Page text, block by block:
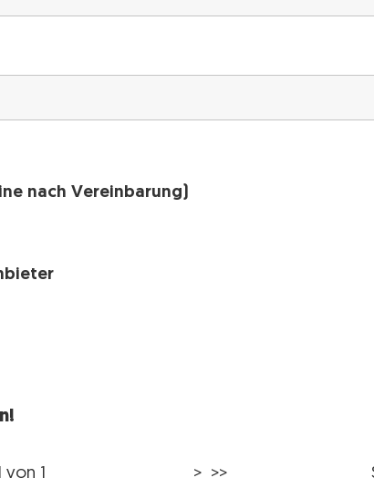
nach Vereinbarung)
von 1 > >>